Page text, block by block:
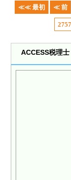
≪≪ 最初 ≪ 前
2757
ACCESS税理